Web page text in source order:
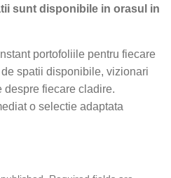
sunt disponibile in orasul in
portofoliile pentru fiecare
spatii disponibile, vizionari
despre fiecare cladire.
o selectie adaptata